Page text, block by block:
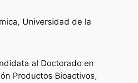
Universidad de la
al Doctorado en
Productos Bioactivos,